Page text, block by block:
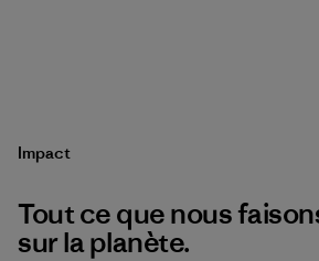
Impact
Tout ce que nous
sur la planète.